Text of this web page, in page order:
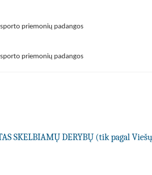
priemonių padangos
priemonių padangos
SKELBIAMŲ DERYBŲ (tik pagal